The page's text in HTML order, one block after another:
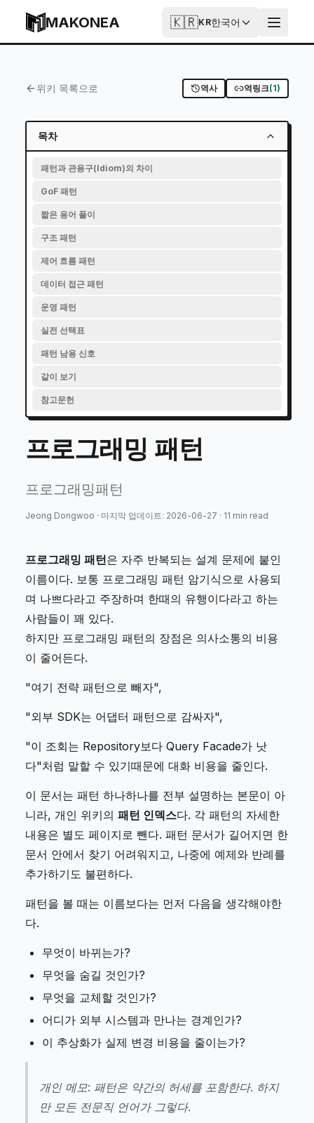
MAKONEA 🇰🇷KR한국어
프로그래밍 패턴
Published2026-06-18T16:39:48.856Z
Updated2026-06-27T03:14:13.555Z
위키 목록으로 역사 역링크(1)
목차
패턴과 관용구(Idiom)의 차이
GoF 패턴
짧은 용어 풀이
구조 패턴
제어 흐름 패턴
데이터 접근 패턴
운영 패턴
실전 선택표
패턴 남용 신호
같이 보기
참고문헌
프로그래밍 패턴
프로그래밍패턴
Jeong Dongwoo · 마지막 업데이트: 2026-06-27 · 11 min read
프로그래밍 패턴은 자주 반복되는 설계 문제에 붙인
이름이다. 보통 프로그래밍 패턴 암기식으로 사용되
며 나쁘다라고 주장하며 한때의 유행이다라고 하는
사람들이 꽤 있다.
하지만 프로그래밍 패턴의 장점은 의사소통의 비용
이 줄어든다.
"여기 전략 패턴으로 빼자",
"외부 SDK는 어댑터 패턴으로 감싸자",
"이 조회는 Repository보다 Query Facade가 낫
다"처럼 말할 수 있기때문에 대화 비용을 줄인다.
이 문서는 패턴 하나하나를 전부 설명하는 본문이 아
니라, 개인 위키의 패턴 인덱스다. 각 패턴의 자세한
내용은 별도 페이지로 뺀다. 패턴 문서가 길어지면 한
문서 안에서 찾기 어려워지고, 나중에 예제와 반례를
추가하기도 불편하다.
패턴을 볼 때는 이름보다는 먼저 다음을 생각해야한
다.
무엇이 바뀌는가?
무엇을 숨길 것인가?
무엇을 교체할 것인가?
어디가 외부 시스템과 만나는 경계인가?
이 추상화가 실제 변경 비용을 줄이는가?
개인 메모: 패턴은 약간의 허세를 포함한다. 하지
만 모든 전문직 언어가 그렇다.